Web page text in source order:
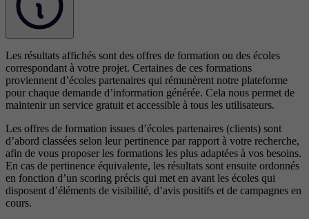
Les résultats affichés sont des offres de formation ou des écoles
correspondant à votre projet. Certaines de ces formations
proviennent d’écoles partenaires qui rémunèrent notre plateforme
pour chaque demande d’information générée. Cela nous permet de
maintenir un service gratuit et accessible à tous les utilisateurs.
Les offres de formation issues d’écoles partenaires (clients) sont
d’abord classées selon leur pertinence par rapport à votre recherche,
afin de vous proposer les formations les plus adaptées à vos besoins.
En cas de pertinence équivalente, les résultats sont ensuite ordonnés
en fonction d’un scoring précis qui met en avant les écoles qui
disposent d’éléments de visibilité, d’avis positifs et de campagnes en
cours.